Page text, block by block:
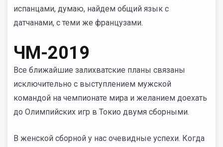
испанцами, думаю, найдем общий язык с
датчанами, с теми же французами.
ЧМ-2019
Все ближайшие залихватские планы связаны
исключительно с выступлением мужской
командой на чемпионате мира и желанием доехать
до Олимпийских игр в Токио двумя сборными.
В женской сборной у нас очевидные успехи. Когда